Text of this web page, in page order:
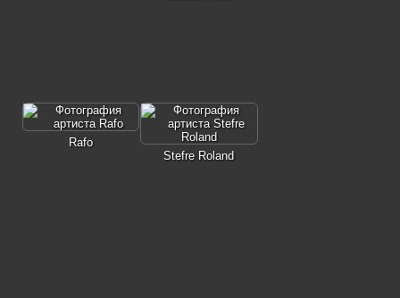
Rafo
Stefre Roland